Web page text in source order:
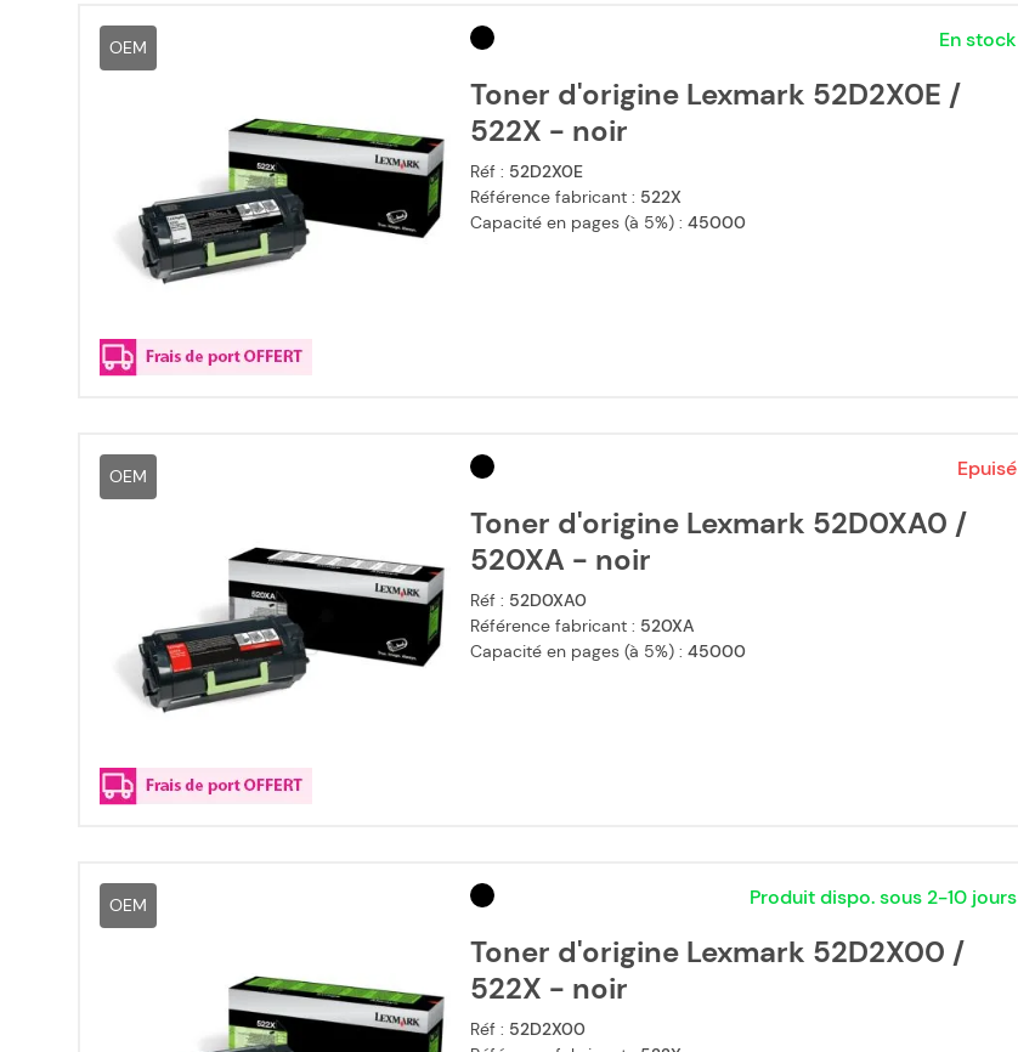
OEM En stock
Toner d'origine Lexmark 52D2X0E /
522X - noir
Réf : 52D2X0E
Référence fabricant : 522X
Capacité en pages (à 5%) : 45000
OEM Epuisé
Toner d'origine Lexmark 52D0XA0 /
520XA - noir
Réf : 52D0XA0
Référence fabricant : 520XA
Capacité en pages (à 5%) : 45000
OEM Produit dispo. sous 2-10 jours
Toner d'origine Lexmark 52D2X00 /
522X - noir
Réf : 52D2X00